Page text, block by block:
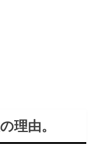
理由。